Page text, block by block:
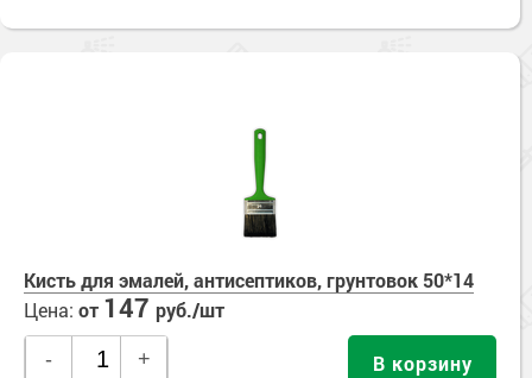
Кисть для эмалей, антисептиков, грунтовок 50*14
Цена: от 147 руб./шт
- + В корзину